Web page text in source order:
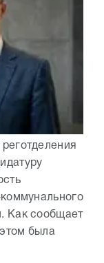
Как сообщает
была